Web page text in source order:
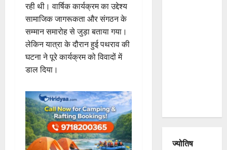
रही थी। वार्षिक कार्यक्रम का उद्देश्य
सामाजिक जागरूकता और संगठन के
सम्मान समारोह से जुड़ा बताया गया।
लेकिन यात्रा के दौरान हुई पथराव की
घटना ने पूरे कार्यक्रम को विवादों में
डाल दिया।
ज्योतिष